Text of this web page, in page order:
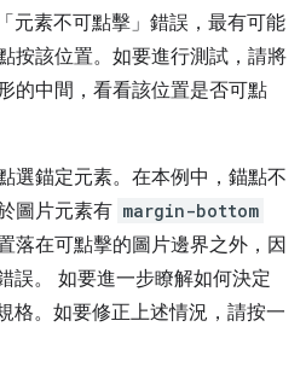
元素不可點擊」錯誤，最有可能
按該位置。如要進行測試，請將
的中間，看看該位置是否可點
選錨定元素。在本例中，錨點不
圖片元素有 margin-bottom
落在可點擊的圖片邊界之外，因
誤。 如要進一步瞭解如何決定
格。如要修正上述情況，請按一